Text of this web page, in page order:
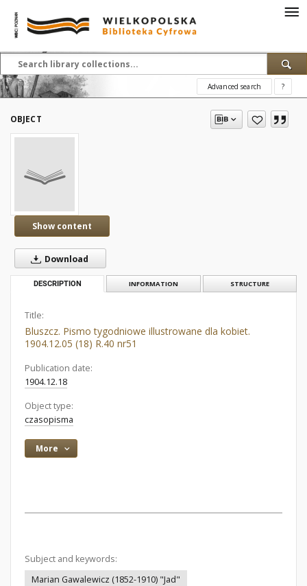
Advanced search ?
OBJECT
Show content
Download
DESCRIPTION INFORMATION STRUCTURE
Title:
Bluszcz. Pismo tygodniowe illustrowane dla kobiet.
1904.12.05 (18) R.40 nr51
Publication date:
1904.12.18
Object type:
czasopisma
More
Subject and keywords:
Marian Gawalewicz (1852-1910) "Jad"